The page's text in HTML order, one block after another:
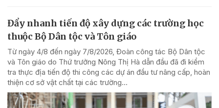
Đẩy nhanh tiến độ xây dựng các trường học
thuộc Bộ Dân tộc và Tôn giáo
Từ ngày 4/8 đến ngày 7/8/2026, Đoàn công tác Bộ Dân tộc
và Tôn giáo do Thứ trưởng Nông Thị Hà dẫn đầu đã đi kiểm
tra thực địa tiến độ thi công các dự án đầu tư nâng cấp, hoàn
thiện cơ sở vật chất tại các trường...